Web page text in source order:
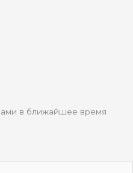
в ближайшее время